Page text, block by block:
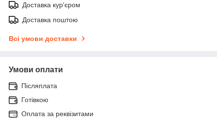
Доставка кур'єром
Доставка поштою
Всі умови доставки
Умови оплати
Післяплата
Готівкою
Оплата за реквізитами